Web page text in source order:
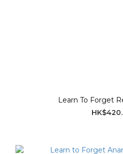
Learn To Forget